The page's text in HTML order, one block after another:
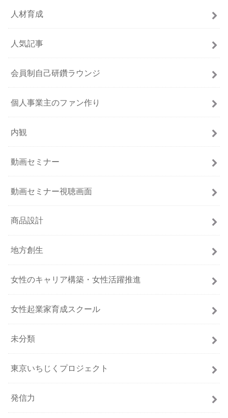
人材育成
人気記事
会員制自己研鑽ラウンジ
個人事業主のファン作り
内観
動画セミナー
動画セミナー視聴画面
商品設計
地方創生
女性のキャリア構築・女性活躍推進
女性起業家育成スクール
未分類
東京いちじくプロジェクト
発信力